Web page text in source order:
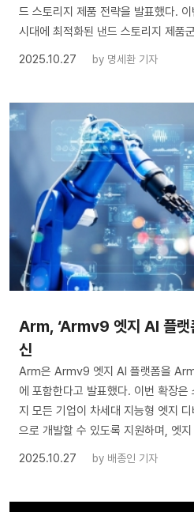
드 스토리지 제품 전략을 발표했다.
시대에 최적화된 낸드 스토리지 제품
2025.10.27
by 명세환 기자
Arm, ‘Armv9 엣지 AI 플랫
신
Arm은 Armv9 엣지 AI 플랫폼을
에 포함한다고 발표했다. 이번 확장
지 모든 기업이 차세대 지능형 엣지
으로 개발할 수 있도록 지원하며, 엣
2025.10.27
by 배종인 기자